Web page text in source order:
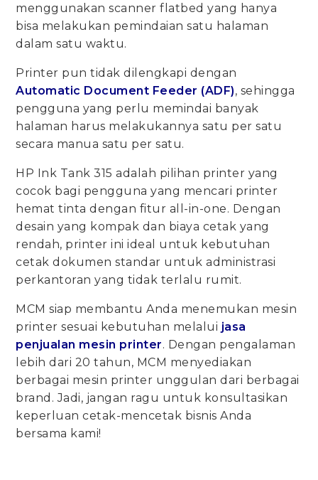
menggunakan scanner flatbed yang hanya
bisa melakukan pemindaian satu halaman
dalam satu waktu.
Printer pun tidak dilengkapi dengan
Automatic Document Feeder (ADF), sehingga
pengguna yang perlu memindai banyak
halaman harus melakukannya satu per satu
secara manua satu per satu.
HP Ink Tank 315 adalah pilihan printer yang
cocok bagi pengguna yang mencari printer
hemat tinta dengan fitur all-in-one. Dengan
desain yang kompak dan biaya cetak yang
rendah, printer ini ideal untuk kebutuhan
cetak dokumen standar untuk administrasi
perkantoran yang tidak terlalu rumit.
MCM siap membantu Anda menemukan mesin
printer sesuai kebutuhan melalui jasa
penjualan mesin printer. Dengan pengalaman
lebih dari 20 tahun, MCM menyediakan
berbagai mesin printer unggulan dari berbagai
brand. Jadi, jangan ragu untuk konsultasikan
keperluan cetak-mencetak bisnis Anda
bersama kami!